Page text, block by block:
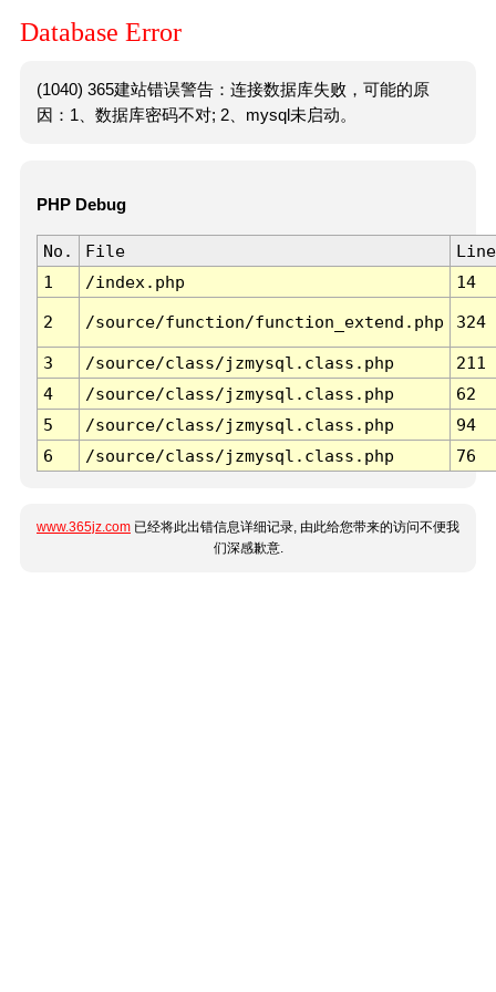
Database Error
(1040) 365建站错误警告：连接数据库失败，可能的原
因：1、数据库密码不对; 2、mysql未启动。
PHP Debug
No. File
Line
1
/index.php 14
2 /source/function/function_extend.php 324
3 /source/class/jzmysql.class.php
211
4
/source/class/jzmysql.class.php
62
5
/source/class/jzmysql.class.php
94
6
/source/class/jzmysql.class.php 76
www.365jz.com 已经将此出错信息详细记录, 由此给您带来的访问不便我
们深感歉意.